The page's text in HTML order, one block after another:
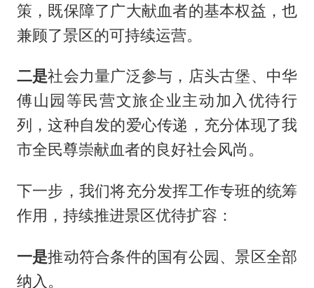
策，既保障了广大献血者的基本权益，也
兼顾了景区的可持续运营。
二是社会力量广泛参与，店头古堡、中华
傅山园等民营文旅企业主动加入优待行
列，这种自发的爱心传递，充分体现了我
市全民尊崇献血者的良好社会风尚。
下一步，我们将充分发挥工作专班的统筹
作用，持续推进景区优待扩容：
一是推动符合条件的国有公园、景区全部
纳入。